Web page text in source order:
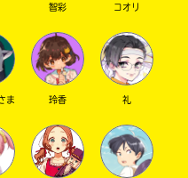
智彩 コオリ
ま 玲香 礼